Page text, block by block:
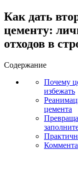
Как дать
цементу:
отходов в
Содержание
Почему
избежать
цемента